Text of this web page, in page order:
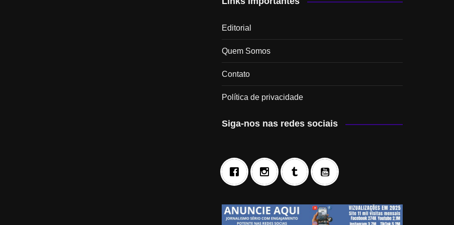
Editorial
Quem Somos
Contato
Política de privacidade
Siga-nos nas redes sociais